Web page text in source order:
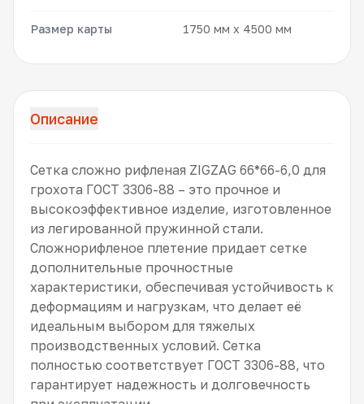
Размер карты 1750 мм x 4500 мм
Описание
Сетка сложно рифленая ZIGZAG 66*66-6,0 для
грохота ГОСТ 3306-88 – это прочное и
высокоэффективное изделие, изготовленное
из легированной пружинной стали.
Сложнорифленое плетение придает сетке
дополнительные прочностные
характеристики, обеспечивая устойчивость к
деформациям и нагрузкам, что делает её
идеальным выбором для тяжелых
производственных условий. Сетка
полностью соответствует ГОСТ 3306-88, что
гарантирует надежность и долговечность